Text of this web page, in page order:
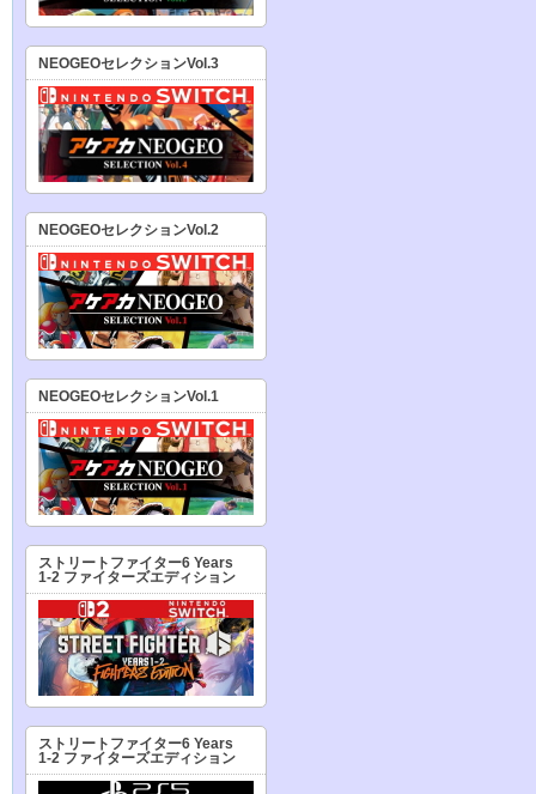
NEOGEOセレクションVol.3
NEOGEOセレクションVol.2
NEOGEOセレクションVol.1
ストリートファイター6 Years
1-2 ファイターズエディション
ストリートファイター6 Years
1-2 ファイターズエディション